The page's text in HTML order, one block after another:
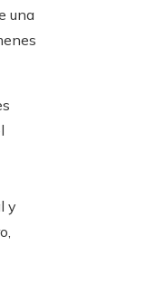
una
y